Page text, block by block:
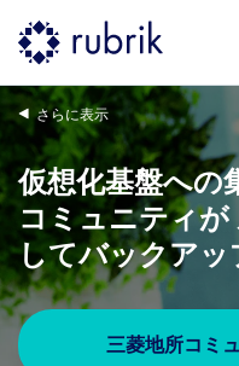
さらに表示
仮想化基盤への
コミュニティが
してバックアッ
三菱地所コミ